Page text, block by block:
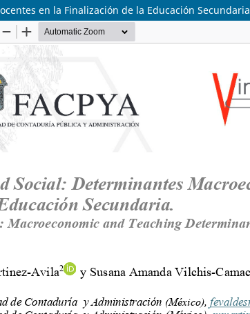
en la Finalización de la Educación Secundaria